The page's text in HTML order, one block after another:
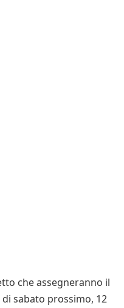
che assegneranno il
sabato prossimo, 12